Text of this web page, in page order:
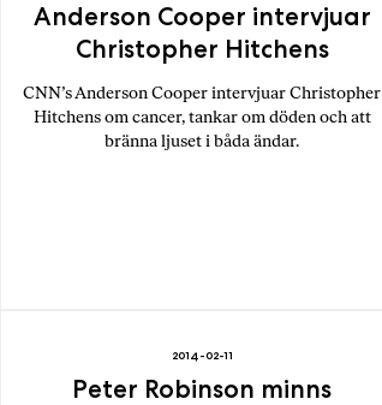
Anderson Cooper intervjuar
Christopher Hitchens
CNN’s Anderson Cooper intervjuar Christopher
Hitchens om cancer, tankar om döden och att
bränna ljuset i båda ändar.
2014-02-11
Peter Robinson minns